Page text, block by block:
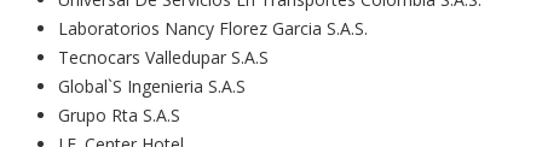
Laboratorios Nancy Florez Garcia S.A.S.
Tecnocars Valledupar S.A.S
Global`S Ingenieria S.A.S
Grupo Rta S.A.S